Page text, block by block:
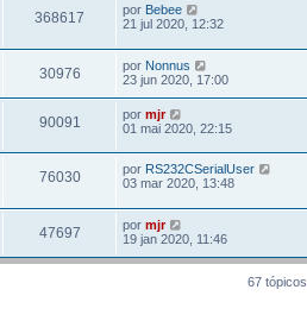
368617 por Bebee
21 jul 2020, 12:32
30976 por Nonnus
23 jun 2020, 17:00
90091 por mjr
01 mai 2020, 22:15
76030 por RS232CSerialUser
03 mar 2020, 13:48
47697 por mjr
19 jan 2020, 11:46
67 tópicos